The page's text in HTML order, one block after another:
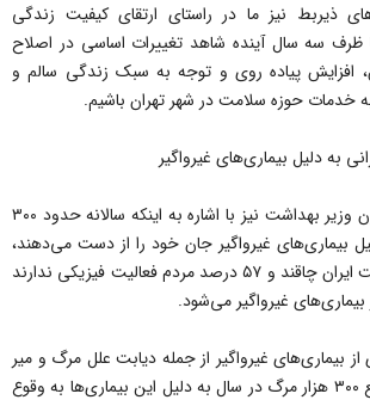
ذیربط نیز ما در راستای ارتقای کیفیت زندگی
ظرف سه سال آینده شاهد تغییرات اساسی در اصلاح
افزایش پیاده روی و توجه به سبک زندگی سالم و
خدمات حوزه سلامت در شهر تهران باشیم.
دکتر باقر لاریجانی معاون وزیر بهداشت نیز با اشاره به اینکه سالانه حدود ۳۰۰
بیماری‌های غیرواگیر جان خود را از دست می‌دهند،
گفت: یک چهارم جمعیت ایران چاقند و ۵۷ درصد مردم فعالیت فیزیکی ندارند
غیرواگیر می‌شود.
بیماری‌های غیرواگیر از جمله دیابت علل مرگ و میر
در کشور است و در واقع ۳۰۰ هزار مرگ در سال به دلیل این بیماری‌ها به وقوع